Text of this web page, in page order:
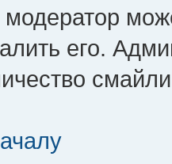
его.